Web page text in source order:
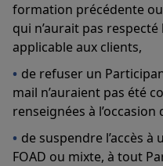
formation précédente
qui n’aurait pas
applicable aux clients,
de refuser un
mail n’auraient pas été
renseignées à
de suspendre l’accès
FOAD ou mixte, à tout